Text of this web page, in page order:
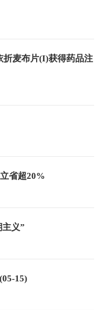
折麦布片(I)获得药品注
省超20%
义”
15)